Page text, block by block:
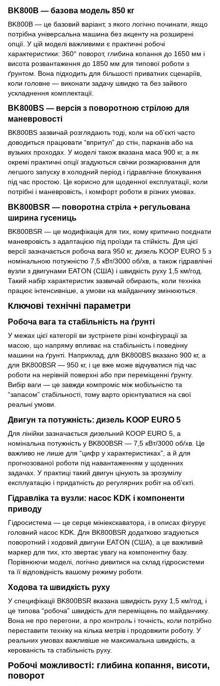
BK800B — базова модель 850 кг
BK800B — це базовий варіант, з якого логічно починати, якщо
потрібна універсальна машина без акценту на розширені
опції. У цій моделі важливими є практичні робочі
характеристики: 360° поворот, глибина копання до 1650 мм і
висота розвантаження до 1850 мм для типової роботи з
ґрунтом. Вона підходить для більшості приватних сценаріїв,
коли головне — виконати задачу швидко та без зайвого
ускладнення комплектації.
BK800BS — версія з поворотною стрілою для
маневровості
BK800BS зазвичай розглядають тоді, коли на об’єкті часто
доводиться працювати “впритул” до стін, парканів або на
вузьких проходах. У моделі також вказана маса 900 кг, а як
окремі практичні опції згадуються свічки розжарювання для
легшого запуску в холодний період і гідравлічне блокування
під час простою. Це корисно для щоденної експлуатації, коли
потрібні і маневровість, і комфорт роботи в різних умовах.
BK800BSR — поворотна стріла + регульована
ширина гусениць
BK800BSR — це модифікація для тих, кому критично поєднати
маневровість з адаптацією під проїзди та стійкість. Для цієї
версії зазначається робоча вага 950 кг, дизель KOOP EURO 5 з
номінальною потужністю 7,5 кВт/3000 об/хв, а також гідравлічні
вузли з двигунами EATON (США) і швидкість руху 1,5 км/год.
Такий набір характеристик зазвичай обирають, коли техніка
працює інтенсивніше, а умови на майданчику змінюються.
Ключові технічні параметри
Робоча вага та стабільність на ґрунті
У межах цієї категорії ви зустрінете різні конфігурації за
масою, що напряму впливає на стабільність і поведінку
машини на ґрунті. Наприклад, для BK800BS вказано 900 кг, а
для BK800BSR — 950 кг, і це вже може відчуватися під час
роботи на нерівній поверхні або при переміщенні ґрунту.
Вибір ваги — це завжди компроміс між мобільністю та
“запасом” стабільності, тому варто орієнтуватися на свої
реальні умови.
Двигун та потужність: дизель KOOP EURO 5
Для лінійки зазначається дизельний KOOP EURO 5, а
номінальна потужність у BK800BSR — 7,5 кВт/3000 об/хв. Це
важливо не лише для “цифр у характеристиках”, а й для
прогнозованої роботи під навантаженням у щоденних
задачах. У практиці такий двигун цінують за зрозумілу
експлуатацію і придатність до регулярних робіт на об’єкті.
Гідравліка та вузли: насос KDK і компоненти
приводу
Гідросистема — це серце мініекскаватора, і в описах фігурує
головний насос KDK. Для BK800BSR додатково згадуються
поворотний і ходовий двигуни EATON (США), а це важливий
маркер для тих, хто звертає увагу на компонентну базу.
Порівнюючи моделі, логічно дивитися на склад гідросистеми
та її відповідність вашому режиму роботи.
Ходова та швидкість руху
У специфікації BK800BSR вказана швидкість руху 1,5 км/год, і
це типова “робоча” швидкість для переміщень по майданчику.
Вона не про перегони, а про контроль і точність, коли потрібно
переставити техніку на кілька метрів і продовжити роботу. У
реальних умовах важливіше не максимальна швидкість, а
керованість та стабільність руху.
Робочі можливості: глибина копання, висоти,
поворот